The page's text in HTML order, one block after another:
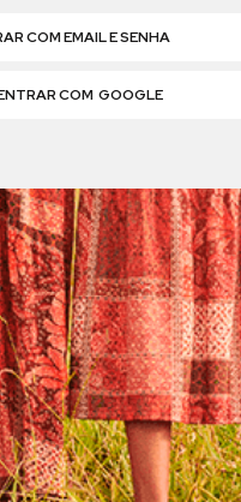
COM EMAIL E SENHA
COM GOOGLE